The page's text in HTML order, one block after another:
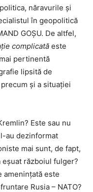
năravurile și
în geopolitică
GOȘU. De altfel,
complicată este
pertinentă
lipsită de
și a situației
Este sau nu
au dezinformat
mai sunt, de fapt,
războiul fulger?
amenințată este
Rusia – NATO?